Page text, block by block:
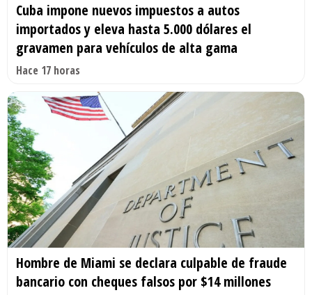
Cuba impone nuevos impuestos a autos
importados y eleva hasta 5.000 dólares el
gravamen para vehículos de alta gama
Hace 17 horas
Hombre de Miami se declara culpable de fraude
bancario con cheques falsos por $14 millones